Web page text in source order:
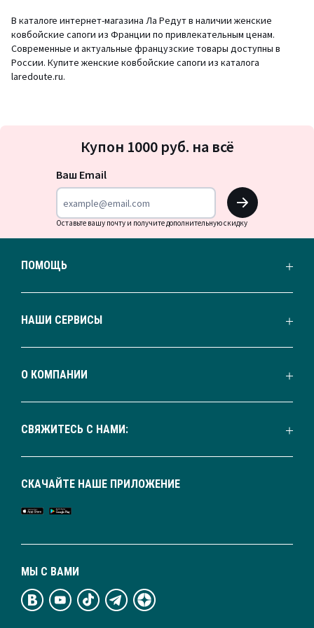
В каталоге интернет-магазина Ла Редут в наличии женские
ковбойские сапоги из Франции по привлекательным ценам.
Современные и актуальные французские товары доступны в
России. Купите женские ковбойские сапоги из каталога
laredoute.ru.
на
Купон 1000 руб. на всё
Ваш Email
OK
Оставьте вашу почту и получите дополнительную скидку
ПОМОЩЬ
НАШИ СЕРВИСЫ
О КОМПАНИИ
СВЯЖИТЕСЬ С НАМИ:
МЫ С ВАМИ
СКАЧАЙТЕ НАШЕ ПРИЛОЖЕНИЕ